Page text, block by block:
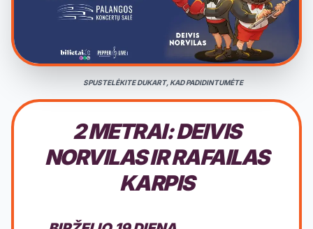
SPUSTELĖKITE DUKART, KAD PADIDINTUMĖTE
2 METRAI: DEIVIS
NORVILAS IR RAFAILAS
KARPIS